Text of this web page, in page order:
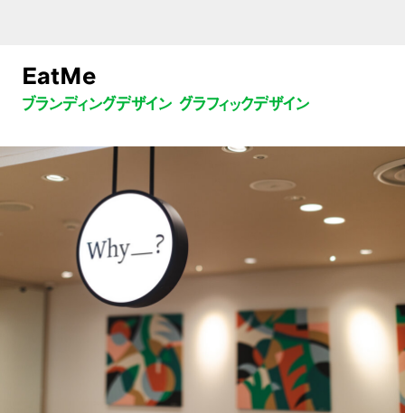
EatMe
ブランディングデザイン グラフィックデザイン